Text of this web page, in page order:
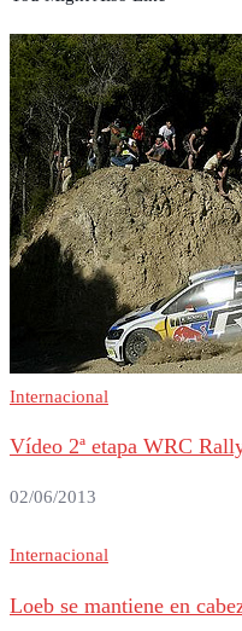
Internacional
Vídeo 2ª etapa WRC
02/06/2013
Internacional
Loeb se mantiene en